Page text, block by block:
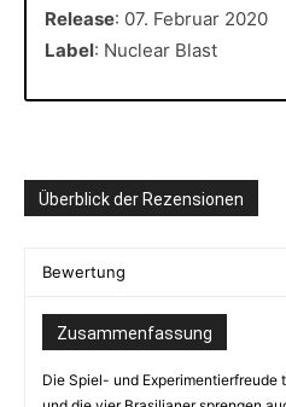
Release: 07. Februar 2020
Label: Nuclear Blast
Überblick der Rezensionen
Bewertung
Zusammenfassung
Die Spiel- und Experimentierfreude